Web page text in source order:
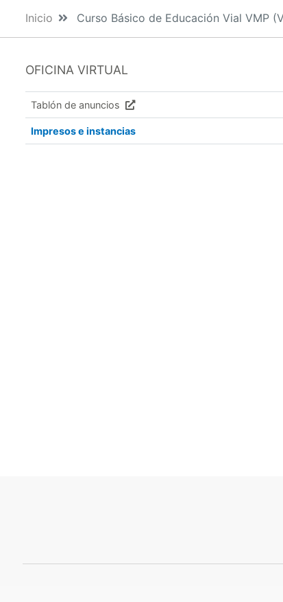
Inicio Curso Básico de Educación Vial VMP
OFICINA VIRTUAL
Tablón de anuncios
Impresos e instancias